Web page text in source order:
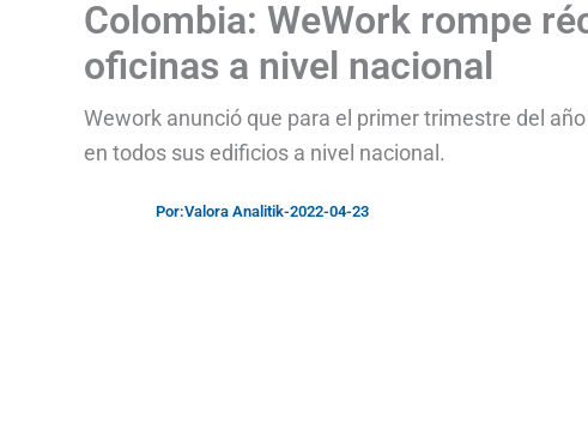
Colombia: WeWork rompe
oficinas a nivel nacional
Wework anunció que para el primer trimestre del
en todos sus edificios a nivel nacional.
Por:Valora Analitik-2022-04-23